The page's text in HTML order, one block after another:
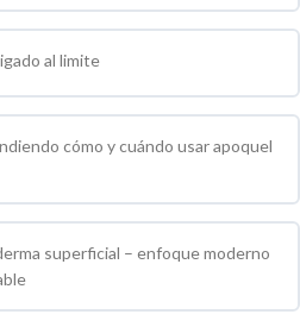
al limite
cómo y cuándo usar apoquel
superficial – enfoque moderno